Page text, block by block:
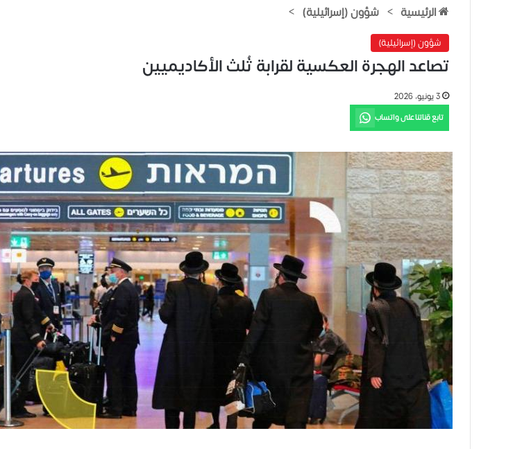
الرئيسية > شؤون (إسرائيلية) >
شؤون (إسرائيلية)
تصاعد الهجرة العكسية لقرابة ثُلث الأكاديميين
3 يونيو، 2026
تابع قناتنا على واتساب